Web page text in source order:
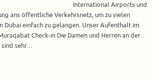
International Airports und
ans öffentliche Verkehrsnetz, um zu vielen
Dubai einfach zu gelangen. Unser Aufenthalt im
Check-in Die Damen und Herren an der
sind sehr…